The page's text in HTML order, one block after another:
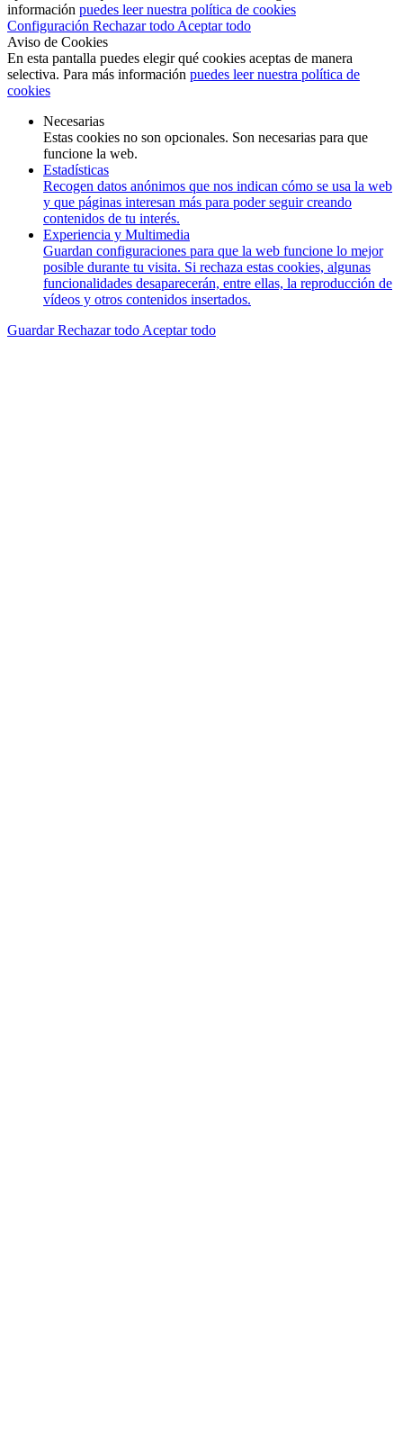
información puedes leer nuestra política de cookies
Configuración Rechazar todo Aceptar todo
Aviso de Cookies
En esta pantalla puedes elegir qué cookies aceptas de manera
selectiva. Para más información puedes leer nuestra política de
cookies
Necesarias
Estas cookies no son opcionales. Son necesarias para que
funcione la web.
Estadísticas
Recogen datos anónimos que nos indican cómo se usa la web
y que páginas interesan más para poder seguir creando
contenidos de tu interés.
Experiencia y Multimedia
Guardan configuraciones para que la web funcione lo mejor
posible durante tu visita. Si rechaza estas cookies, algunas
funcionalidades desaparecerán, entre ellas, la reproducción de
vídeos y otros contenidos insertados.
GuardarRechazar todo Aceptar todo